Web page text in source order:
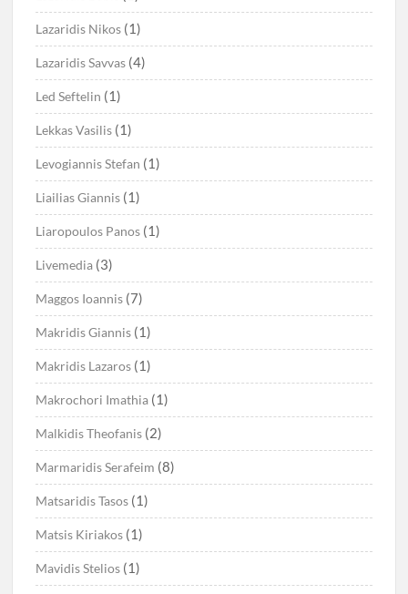
Lazaridis Nikos (1)
Lazaridis Savvas (4)
Led Seftelin (1)
Lekkas Vasilis (1)
Levogiannis Stefan (1)
Liailias Giannis (1)
Liaropoulos Panos (1)
Livemedia (3)
Maggos Ioannis (7)
Makridis Giannis (1)
Makridis Lazaros (1)
Makrochori Imathia (1)
Malkidis Theofanis (2)
Marmaridis Serafeim (8)
Matsaridis Tasos (1)
Matsis Kiriakos (1)
Mavidis Stelios (1)